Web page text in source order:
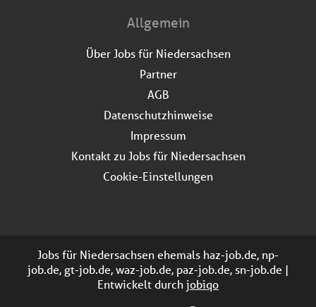
Allgemein
Über Jobs für Niedersachsen
Partner
AGB
Datenschutzhinweise
Impressum
Kontakt zu Jobs für Niedersachsen
Cookie-Einstellungen
Jobs für Niedersachsen ehemals haz-job.de, np-
job.de, gt-job.de, waz-job.de, paz-job.de, sn-job.de |
Entwickelt durchjobiqo